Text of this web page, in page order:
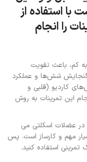
استفاده از
را انجام
کم، باعث تقویت
گنجایش شش‌ها و عملکرد
کاردیو (قلبی و
این تمرینات به روش
در عضلات اسکلتی می
مهم و کارساز است. پس
تمرینی استفاده کنید.